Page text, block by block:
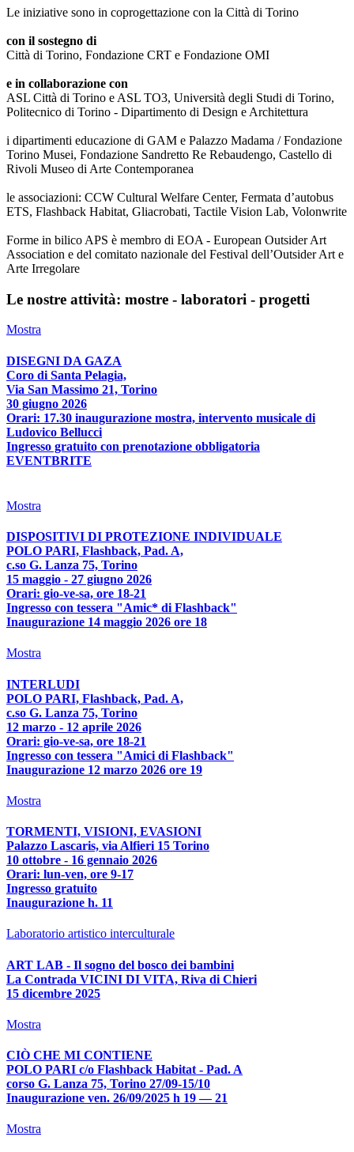
Le iniziative sono in coprogettazione con la Città di Torino
con il sostegno di
Città di Torino, Fondazione CRT e Fondazione OMI
e in collaborazione con
ASL Città di Torino e ASL TO3, Università degli Studi di Torino,
Politecnico di Torino - Dipartimento di Design e Architettura
i dipartimenti educazione di GAM e Palazzo Madama / Fondazione
Torino Musei, Fondazione Sandretto Re Rebaudengo, Castello di
Rivoli Museo di Arte Contemporanea
le associazioni: CCW Cultural Welfare Center, Fermata d’autobus
ETS, Flashback Habitat, Gliacrobati, Tactile Vision Lab, Volonwrite
Forme in bilico APS è membro di EOA - European Outsider Art
Association e del comitato nazionale del Festival dell’Outsider Art e
Arte Irregolare
Le nostre attività: mostre - laboratori - progetti
Mostra
DISEGNI DA GAZA
Coro di Santa Pelagia,
Via San Massimo 21, Torino
30 giugno 2026
Orari: 17.30 inaugurazione mostra, intervento musicale di
Ludovico Bellucci
Ingresso gratuito con prenotazione obbligatoria
EVENTBRITE
Mostra
DISPOSITIVI DI PROTEZIONE INDIVIDUALE
POLO PARI, Flashback, Pad. A,
c.so G. Lanza 75, Torino
15 maggio - 27 giugno 2026
Orari: gio-ve-sa, ore 18-21
Ingresso con tessera "Amic* di Flashback"
Inaugurazione 14 maggio 2026 ore 18
Mostra
INTERLUDI
POLO PARI, Flashback, Pad. A,
c.so G. Lanza 75, Torino
12 marzo - 12 aprile 2026
Orari: gio-ve-sa, ore 18-21
Ingresso con tessera "Amici di Flashback"
Inaugurazione 12 marzo 2026 ore 19
Mostra
TORMENTI, VISIONI, EVASIONI
Palazzo Lascaris, via Alfieri 15 Torino
10 ottobre - 16 gennaio 2026
Orari: lun-ven, ore 9-17
Ingresso gratuito
Inaugurazione h. 11
Laboratorio artistico interculturale
ART LAB - Il sogno del bosco dei bambini
La Contrada VICINI DI VITA, Riva di Chieri
15 dicembre 2025
Mostra
CIÒ CHE MI CONTIENE
POLO PARI c/o Flashback Habitat - Pad. A
corso G. Lanza 75, Torino 27/09-15/10
Inaugurazione ven. 26/09/2025 h 19 — 21
Mostra